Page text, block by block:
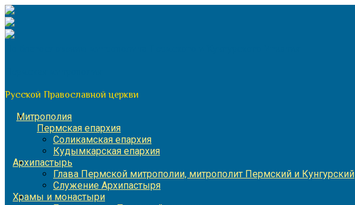
Перейти
к
содержимому
Русской Православной церкви
Митрополия
Пермская епархия
Соликамская епархия
Кудымкарская епархия
Архипастырь
Глава Пермской митрополии, митрополит Пермский и Кунгурский
Служение Архипастыря
Храмы и монастыри